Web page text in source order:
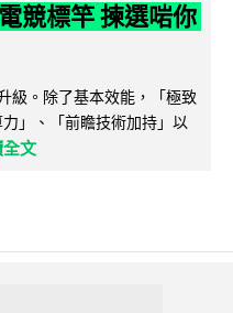
競標竿 揀選啱你
級。除了基本效能，「極致
」、「前瞻技術加持」以
文